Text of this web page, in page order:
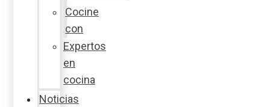
Cocine
con
Expertos
en
cocina
Noticias